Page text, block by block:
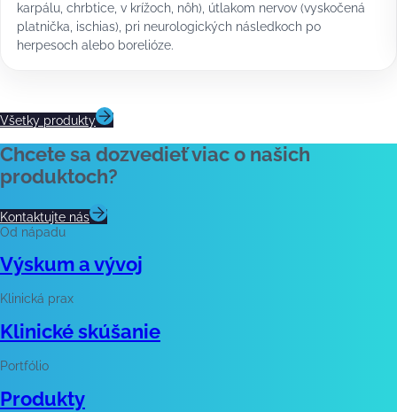
karpálu, chrbtice, v krížoch, nôh), útlakom nervov (vyskočená
platnička, ischias), pri neurologických následkoch po
herpesoch alebo borelióze.
Všetky produkty
Chcete sa dozvedieť viac o našich
produktoch?
Kontaktujte nás
Od nápadu
Výskum a vývoj
Klinická prax
Klinické skúšanie
Portfólio
Produkty